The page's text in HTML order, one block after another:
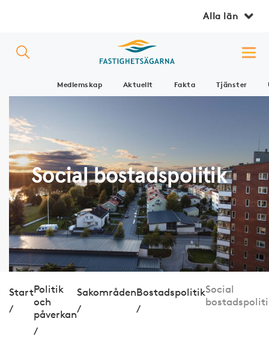
Alla län
Medlemskap Aktuellt Fakta Tjänster
Social bostadspolitik
Start
/
Politik
och
påverkan
/
Sakområden
/
Bostadspolitik
/
Social